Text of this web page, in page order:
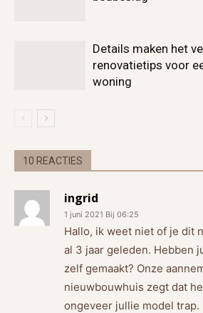
Details maken het
renovatietips voor
woning
10 REACTIES
ingrid
1 juni 2021 Bij 06:25
Hallo, ik weet niet of je dit
al 3 jaar geleden. Hebben
zelf gemaakt? Onze
nieuwbouwhuis zegt dat
ongeveer jullie model